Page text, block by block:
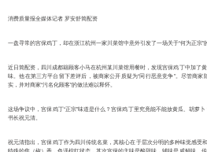
消费质量报全媒体记者 罗安舒简配资
一盘寻常的宫保鸡丁，却在浙江杭州一家川菜馆中意外引发了一场关于“何为正宗”
近日简配资，四川成都籍顾客小马在杭州某川菜馆用餐时，发现宫保鸡丁中加了
味。他在第三方平台留下差评后，被商家公开质疑为“同行恶意竞争”。尽管商
实，并对商家“污名化顾客”的做法难以释怀。
这场争议中，宫保鸡丁“正宗”味道是什么？宫保鸡丁里究竟能不能放黄瓜、胡萝
书长祝元清。
祝元清指出，宫保鸡丁作为四川传统名菜，其核心在于层次分明的多种味觉感受